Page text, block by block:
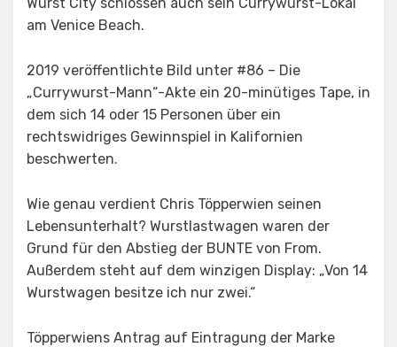
am Venice Beach.
2019 veröffentlichte Bild unter #86 – Die
„Currywurst-Mann“-Akte ein 20-minütiges Tape, in
dem sich 14 oder 15 Personen über ein
rechtswidriges Gewinnspiel in Kalifornien
beschwerten.
Wie genau verdient Chris Töpperwien seinen
Lebensunterhalt? Wurstlastwagen waren der
Grund für den Abstieg der BUNTE von From.
Außerdem steht auf dem winzigen Display: „Von 14
Wurstwagen besitze ich nur zwei.“
Töpperwiens Antrag auf Eintragung der Marke